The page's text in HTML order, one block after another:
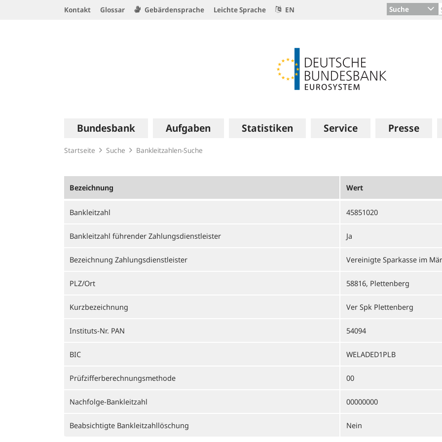
Kontakt Glossar Gebärdensprache Leichte Sprache EN Suche
Hauptnavigation
Bundesbank Aufgaben Statistiken Service Presse
Startseite Suche Bankleitzahlen-Suche
Bezeichnung Wert
Bankleitzahl 45851020
Bankleitzahl führender Zahlungsdienstleister Ja
Bezeichnung Zahlungsdienstleister Vereinigte Sparkasse im
PLZ/Ort 58816, Plettenberg
Kurzbezeichnung Ver Spk Plettenberg
Instituts-Nr. PAN 54094
BIC WELADED1PLB
Prüfzifferberechnungsmethode 00
Nachfolge-Bankleitzahl 00000000
Beabsichtigte Bankleitzahllöschung Nein